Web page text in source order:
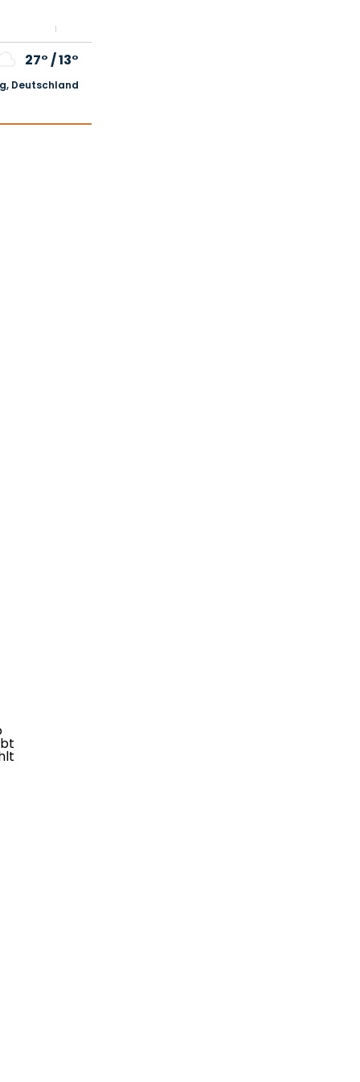
27°/13°
Deutschland